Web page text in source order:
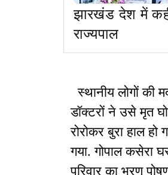
झारखंड देश में
राज्यपाल
स्थानीय लोगों की
डॉक्टरों ने उसे मृत
रोरोकर बुरा हाल
गया. गोपाल कसेरा
परिवार का भरण